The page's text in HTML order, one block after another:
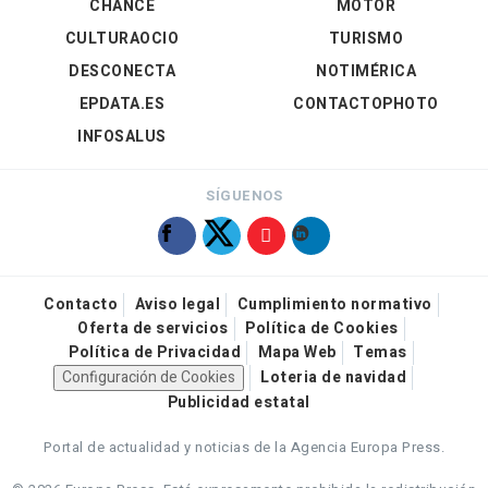
CHANCE
CULTURAOCIO
DESCONECTA
EPDATA.ES
INFOSALUS
MOTOR
TURISMO
NOTIMÉRICA
CONTACTOPHOTO
SÍGUENOS
Contacto Aviso legal
Cumplimiento normativo
Oferta de servicios
Política de Cookies
Política de Privacidad
Mapa Web
Temas
Configuración de Cookies
Loteria de navidad
Publicidad estatal
Portal de actualidad y noticias de la Agencia Europa Press.